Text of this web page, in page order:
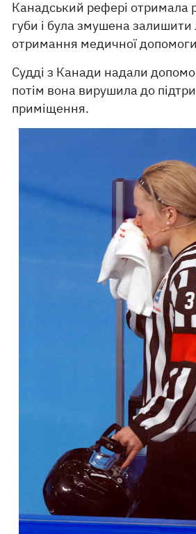
Канадський рефері отримала
губи і була змушена залишити
отримання медичної
Судді з Канади надали
потім вона вирушила до
приміщення.